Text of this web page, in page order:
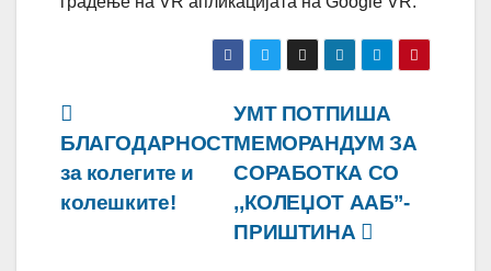
Навигација
на
напис
УМТ ПОТПИША
МЕМОРАНДУМ ЗА
СОРАБОТКА СО
,,КОЛЕЏОТ AAБ’’-
ПРИШТИНА
БЛАГОДАРНОСТ
за колегите и
колешките!